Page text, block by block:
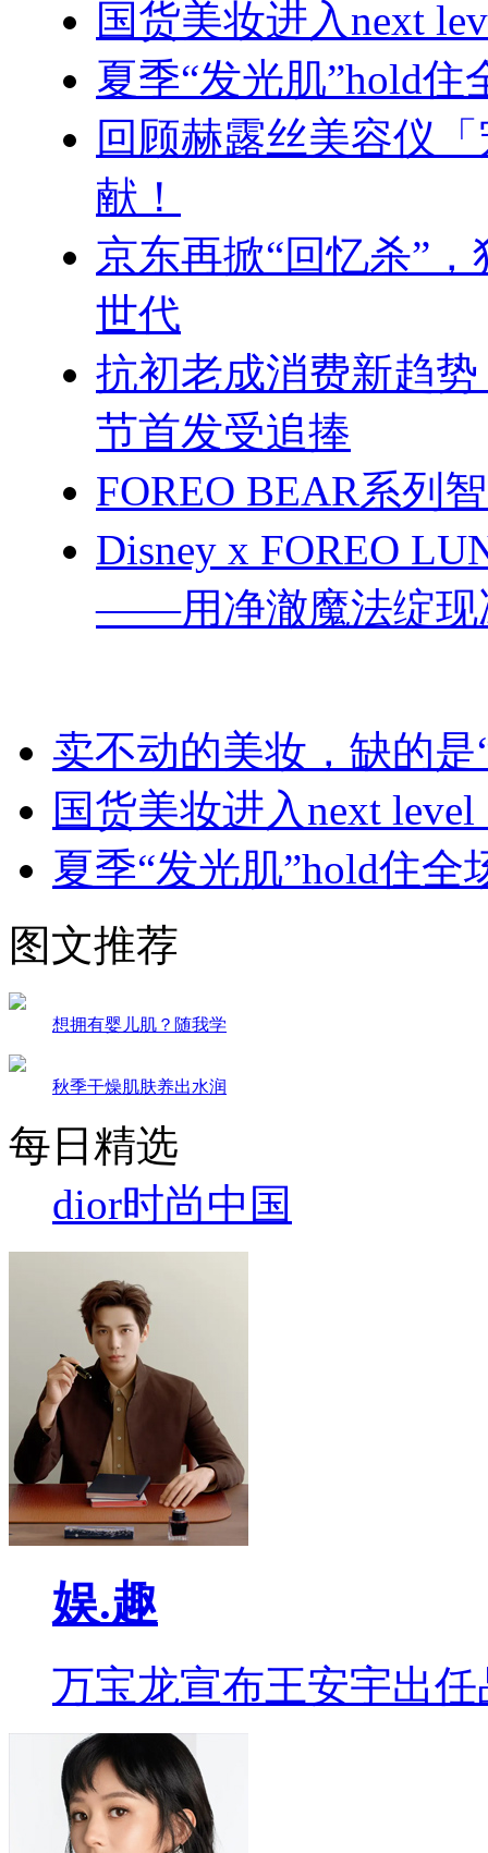
国货美妆进入next
夏季“发光肌”hold
回顾赫露丝美容仪
献！
京东再掀“回忆杀”
世代
抗初老成消费新趋
节首发受追捧
FOREO BEAR系列
Disney x FOREO
——用净澈魔法绽现
卖不动的美妆，缺的是
国货美妆进入next
夏季“发光肌”hold住
图文推荐
想拥有婴儿肌？随我学
秋季干燥肌肤养出水润
每日精选
dior时尚中国
娱.趣
万宝龙宣布王安宇出